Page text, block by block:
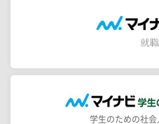
学生のための社